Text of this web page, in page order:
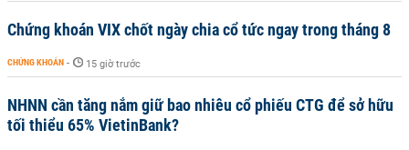
Chứng khoán VIX chốt ngày chia cổ tức ngay trong tháng 8
CHỨNG KHOÁN - 15 giờ trước
NHNN cần tăng nắm giữ bao nhiêu cổ phiếu CTG để sở hữu
tối thiểu 65% VietinBank?